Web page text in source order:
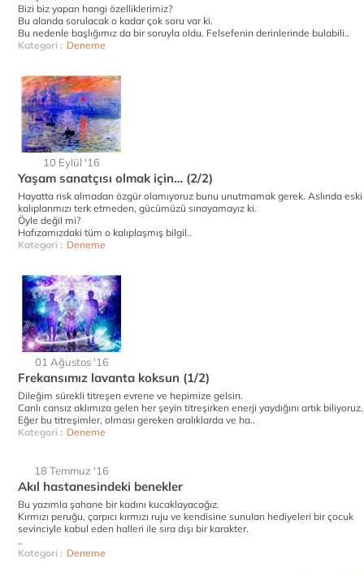
Bizi biz yapan hangi özelliklerimiz?
Bu alanda sorulacak o kadar çok soru var ki.
Bu nedenle başlığımız da bir soruyla oldu. Felsefenin derinlerinde bulabili..
Kategori : Deneme
10 Eylül '16
Yaşam sanatçısı olmak için… (2/2)
Hayatta risk almadan özgür olamıyoruz bunu unutmamak gerek. Aslında eski
kalıplarımızı terk etmeden, gücümüzü sınayamayız ki.
Öyle değil mi?
Hafızamızdaki tüm o kalıplaşmış bilgil..
Kategori : Deneme
01 Ağustos '16
Frekansımız lavanta koksun (1/2)
Dileğim sürekli titreşen evrene ve hepimize gelsin.
Canlı cansız aklımıza gelen her şeyin titreşirken enerji yaydığını artık biliyoruz.
Eğer bu titreşimler, olması gereken aralıklarda ve ha..
Kategori : Deneme
18 Temmuz '16
Akıl hastanesindeki benekler
Bu yazımla şahane bir kadını kucaklayacağız.
Kırmızı peruğu, çarpıcı kırmızı ruju ve kendisine sunulan hediyeleri bir çocuk
sevinciyle kabul eden halleri ile sıra dışı bir karakter.
..
Kategori : Deneme